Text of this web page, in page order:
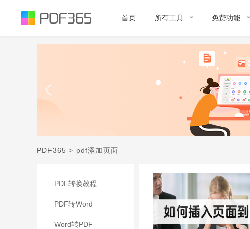
首页 所有工具 免费功能
PDF365 > pdf添加页面
PDF转换教程
PDF转Word
Word转PDF